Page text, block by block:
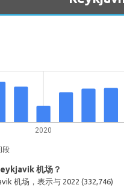
2020
段
机场？
机场，表示与 2022 (332,746)